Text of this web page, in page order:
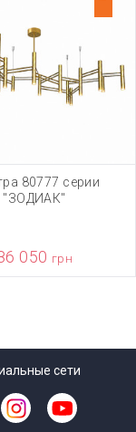
80777 серии
"ЗОДИАК"
050 грн
сети